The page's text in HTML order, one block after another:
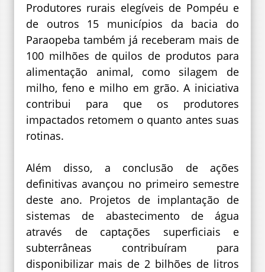
Produtores rurais elegíveis de Pompéu e
de outros 15 municípios da bacia do
Paraopeba também já receberam mais de
100 milhões de quilos de produtos para
alimentação animal, como silagem de
milho, feno e milho em grão. A iniciativa
contribui para que os produtores
impactados retomem o quanto antes suas
rotinas.
Além disso, a conclusão de ações
definitivas avançou no primeiro semestre
deste ano. Projetos de implantação de
sistemas de abastecimento de água
através de captações superficiais e
subterrâneas contribuíram para
disponibilizar mais de 2 bilhões de litros